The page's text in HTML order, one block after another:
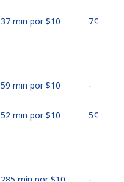
37 min por ⁦$10⁩ ⁦7¢⁩
59 min por ⁦$10⁩ -
52 min por ⁦$10⁩ ⁦5¢⁩
285 min por ⁦$10⁩ -